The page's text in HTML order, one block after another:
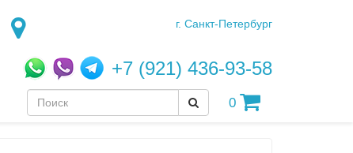
г. Санкт-Петербург
+7 (921) 436-93-58
0